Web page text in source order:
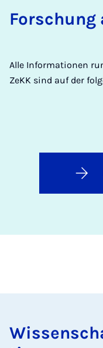
Forschung
Alle Informationen
ZeKK sind auf der